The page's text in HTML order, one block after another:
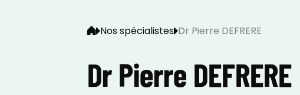
Nos spécialistes Dr Pierre DEFRERE
Dr Pierre DEFRERE